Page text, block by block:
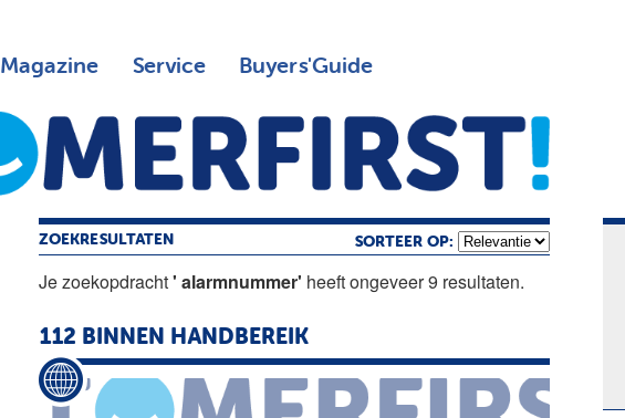
Magazine Service Buyers'Guide
ZOEKRESULTATEN SORTEER OP:
Je zoekopdracht' alarmnummer' heeft ongeveer 9 resultaten.
112 BINNEN HANDBEREIK